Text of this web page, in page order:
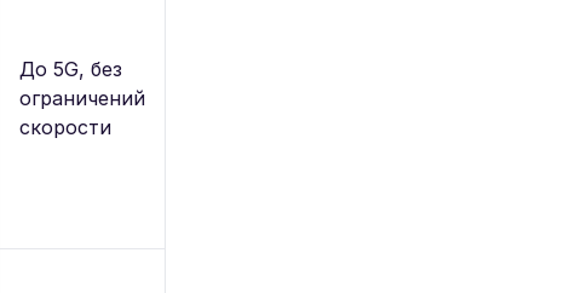
До 5G, без
ограничений
скорости